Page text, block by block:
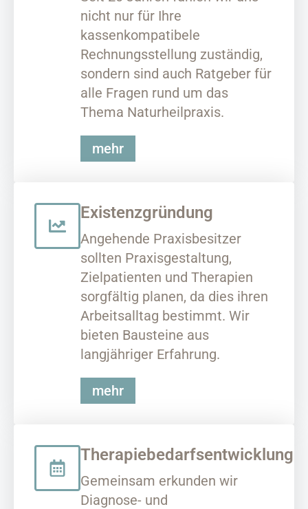
nicht nur für Ihre
kassenkompatibele
Rechnungsstellung zuständig,
sondern sind auch Ratgeber für
alle Fragen rund um das
Thema Naturheilpraxis.
mehr
Existenzgründung
Angehende Praxisbesitzer
sollten Praxisgestaltung,
Zielpatienten und Therapien
sorgfältig planen, da dies ihren
Arbeitsalltag bestimmt. Wir
bieten Bausteine aus
langjähriger Erfahrung.
mehr
Therapiebedarfsentwicklung
Gemeinsam erkunden wir
Diagnose- und